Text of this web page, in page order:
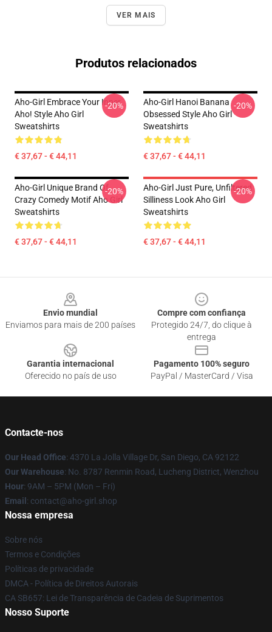
VER MAIS
Produtos relacionados
Aho-Girl Embrace Your Inner
Aho! Style Aho Girl
Sweatshirts
€ 37,67 - € 44,11
-20%
Aho-Girl Hanoi Banana
Obsessed Style Aho Girl
Sweatshirts
€ 37,67 - € 44,11
-20%
Aho-Girl Unique Brand Of
Crazy Comedy Motif Aho Girl
Sweatshirts
€ 37,67 - € 44,11
-20%
Aho-Girl Just Pure, Unfiltered
Silliness Look Aho Girl
Sweatshirts
€ 37,67 - € 44,11
-20%
Envio mundial
Enviamos para mais de 200 países
Compre com confiança
Protegido 24/7, do clique à
entrega
Garantia internacional
Oferecido no país de uso
Pagamento 100% seguro
PayPal / MasterCard / Visa
Contacte-nos
Our Head Office: 4370 La Jolla Village Dr, San Diego, CA 92122
Our Warehouse: No. 8787 Renmin Road, Lucheng District, Wenzhou
Hour: 9AM – 5PM (Mon – Fri)
Email : contact@aho-girl.shop
Nossa empresa
Sobre nós
Termos e Condições
Políticas de privacidade
DMCA - Política de Direitos Autorais
CA SB657: Lei de Transparência de Cadeia de Suprimentos
Nosso Suporte